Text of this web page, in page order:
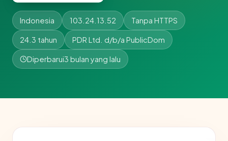
Indonesia 103.24.13.52 Tanpa HTTPS
24.3 tahun PDR Ltd. d/b/a PublicDom
Diperbarui3 bulan yang lalu